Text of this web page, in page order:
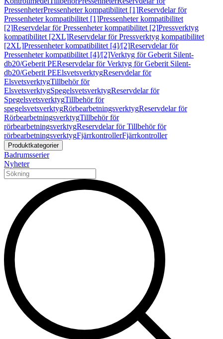
PressenheterPressenheter kompatibilitet [1]Reservdelar för
Pressenheter kompatibilitet [1]Pressenheter kompatibilitet
[2]Reservdelar för Pressenheter kompatibilitet [2]Pressverktyg
kompatibilitet [2XL]Reservdelar för Pressverktyg kompatibilitet
[2XL]Pressenheter kompatibilitet [4]/[2]Reservdelar för
Pressenheter kompatibilitet [4]/[2]Verktyg för Geberit Silent-
db20/Geberit PEReservdelar för Verktyg för Geberit Silent-
db20/Geberit PEElsvetsverktygReservdelar för
ElsvetsverktygTillbehör för
ElsvetsverktygSpegelsvetsverktygReservdelar för
SpegelsvetsverktygTillbehör för
spegelsvetsverktygRörbearbetningsverktygReservdelar för
RörbearbetningsverktygTillbehör för
rörbearbetningsverktygReservdelar för Tillbehör för
rörbearbetningsverktygFjärrkontrollerFjärrkontroller
Produktkategorier
Badrumsserier
Nyheter